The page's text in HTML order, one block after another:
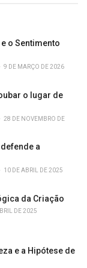
o Sentimento
9 DE MARÇO DE 2026
o lugar de
28 DE NOVEMBRO DE
a
10 DE ABRIL DE 2025
da Criação
DE 2025
e a Hipótese de